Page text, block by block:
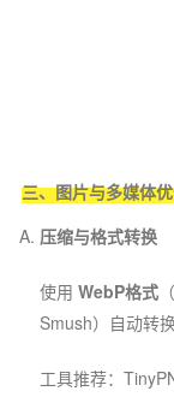
三、图片与多媒体
压缩与格式转换
使用 WebP格式
Smush）自动转
工具推荐：